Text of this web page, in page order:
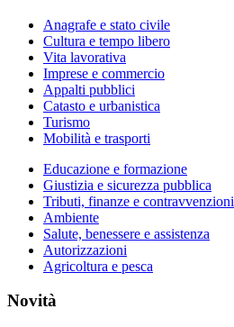
Anagrafe e stato civile
Cultura e tempo libero
Vita lavorativa
Imprese e commercio
Appalti pubblici
Catasto e urbanistica
Turismo
Mobilità e trasporti
Educazione e formazione
Giustizia e sicurezza pubblica
Tributi, finanze e contravvenzioni
Ambiente
Salute, benessere e assistenza
Autorizzazioni
Agricoltura e pesca
Novità